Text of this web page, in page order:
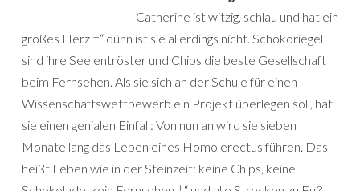
Catherine ist witzig, schlau und hat ein
großes Herz †“ dünn ist sie allerdings nicht. Schokoriegel
sind ihre Seelentröster und Chips die beste Gesellschaft
beim Fernsehen. Als sie sich an der Schule für einen
Wissenschaftswettbewerb ein Projekt überlegen soll, hat
sie einen genialen Einfall: Von nun an wird sie sieben
Monate lang das Leben eines Homo erectus führen. Das
heißt Leben wie in der Steinzeit: keine Chips, keine